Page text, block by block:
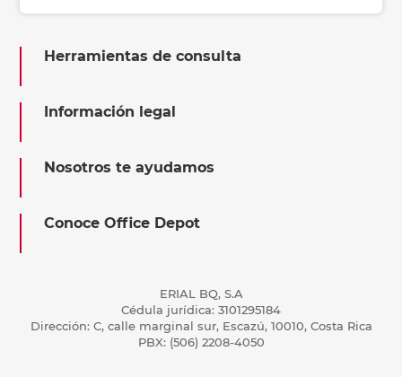
Herramientas de consulta
Información legal
Nosotros te ayudamos
Conoce Office Depot
ERIAL BQ, S.A
Cédula jurídica: 3101295184
Dirección: C, calle marginal sur, Escazú, 10010, Costa Rica
PBX: (506) 2208-4050